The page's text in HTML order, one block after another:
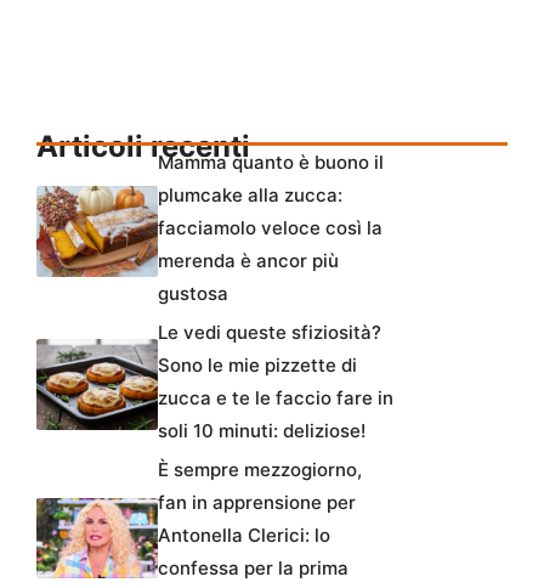
Articoli recentiMamma quanto è buono il
plumcake alla zucca:
facciamolo veloce così la
merenda è ancor più
gustosa
Le vedi queste sfiziosità?
Sono le mie pizzette di
zucca e te le faccio fare in
soli 10 minuti: deliziose!
È sempre mezzogiorno,
fan in apprensione per
Antonella Clerici: lo
confessa per la prima